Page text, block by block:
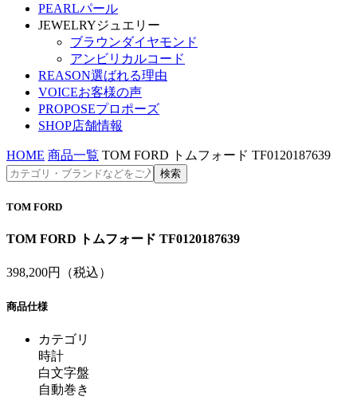
PEARLパール
JEWELRYジュエリー
ブラウンダイヤモンド
アンビリカルコード
REASON選ばれる理由
VOICEお客様の声
PROPOSEプロポーズ
SHOP店舗情報
HOME 商品一覧 TOM FORD トムフォード TF0120187639
TOM FORD
TOM FORD トムフォード TF0120187639
398,200円（税込）
商品仕様
カテゴリ
時計
白文字盤
自動巻き